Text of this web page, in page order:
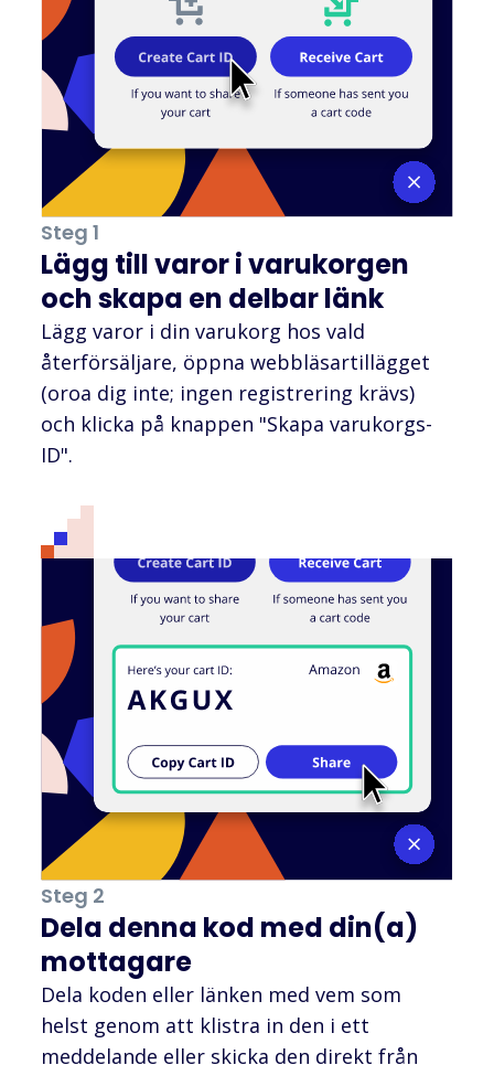
Steg 1
Lägg till varor i varukorgen
och skapa en delbar länk
Lägg varor i din varukorg hos vald
återförsäljare, öppna webbläsartillägget
(oroa dig inte; ingen registrering krävs)
och klicka på knappen "Skapa varukorgs-
ID".
Steg 2
Dela denna kod med din(a)
mottagare
Dela koden eller länken med vem som
helst genom att klistra in den i ett
meddelande eller skicka den direkt från